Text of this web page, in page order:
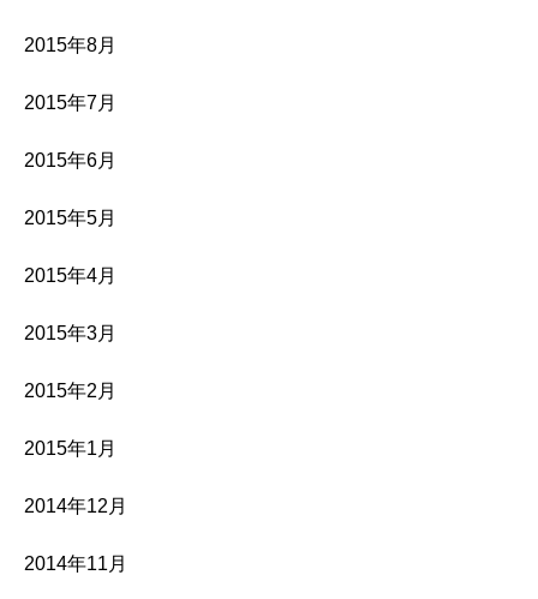
2015年8月
2015年7月
2015年6月
2015年5月
2015年4月
2015年3月
2015年2月
2015年1月
2014年12月
2014年11月